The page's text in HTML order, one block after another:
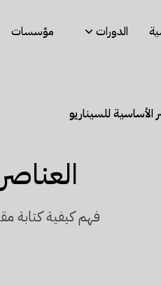
الدورات مؤسسات
الأساسية للسيناريو
فهم كيفية كتابة